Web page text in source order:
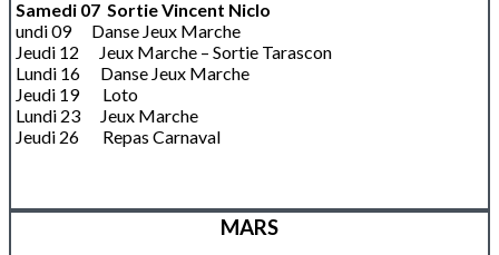
Samedi 07 Sortie Vincent Niclo
undi 09 Danse Jeux Marche
Jeudi 12 Jeux Marche – Sortie Tarascon
Lundi 16 Danse Jeux Marche
Jeudi 19 Loto
Lundi 23 Jeux Marche
Jeudi 26 Repas Carnaval
MARS